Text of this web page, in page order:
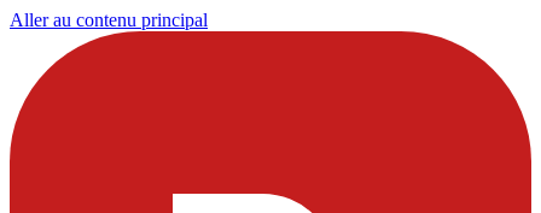
Aller au contenu principal